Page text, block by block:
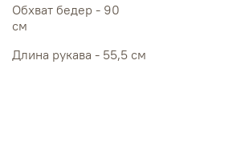
Обхват бедер - 90
см
Длина рукава - 55,5 см